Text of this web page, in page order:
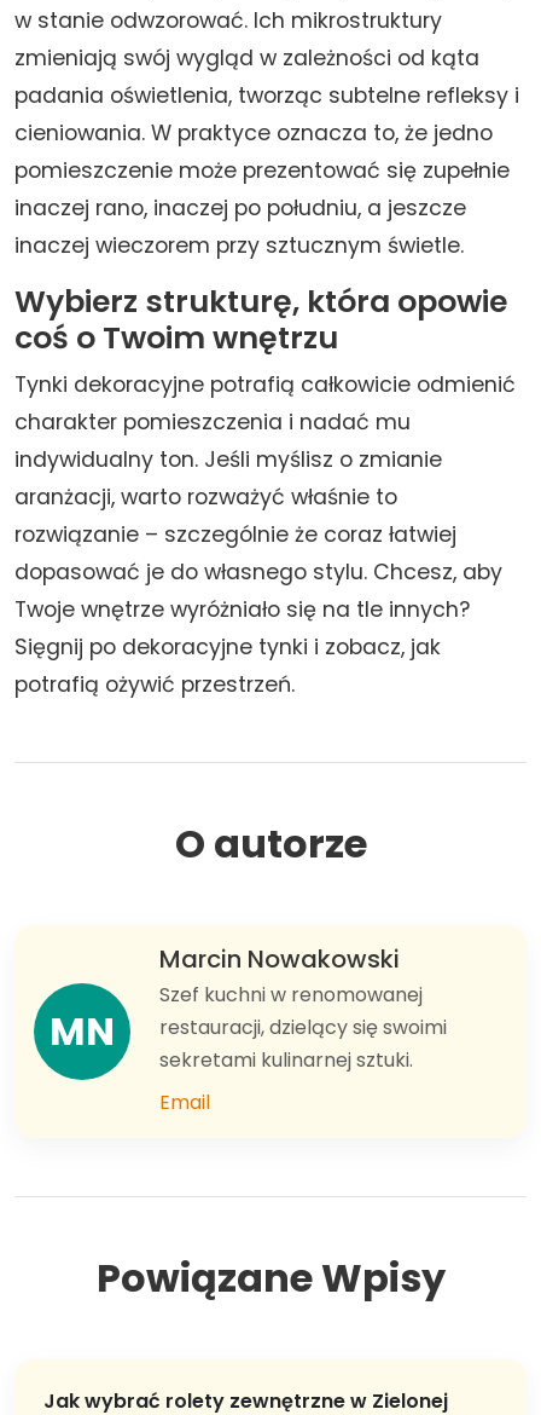
w stanie odwzorować. Ich mikrostruktury
zmieniają swój wygląd w zależności od kąta
padania oświetlenia, tworząc subtelne refleksy i
cieniowania. W praktyce oznacza to, że jedno
pomieszczenie może prezentować się zupełnie
inaczej rano, inaczej po południu, a jeszcze
inaczej wieczorem przy sztucznym świetle.
Wybierz strukturę, która opowie
coś o Twoim wnętrzu
Tynki dekoracyjne potrafią całkowicie odmienić
charakter pomieszczenia i nadać mu
indywidualny ton. Jeśli myślisz o zmianie
aranżacji, warto rozważyć właśnie to
rozwiązanie – szczególnie że coraz łatwiej
dopasować je do własnego stylu. Chcesz, aby
Twoje wnętrze wyróżniało się na tle innych?
Sięgnij po dekoracyjne tynki i zobacz, jak
potrafią ożywić przestrzeń.
O autorze
MN
Marcin Nowakowski
Szef kuchni w renomowanej
restauracji, dzielący się swoimi
sekretami kulinarnej sztuki.
Email
Powiązane Wpisy
Jak wybrać rolety zewnętrzne w Zielonej